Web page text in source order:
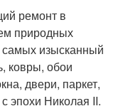
ремонт в
природных
изысканный
ковры, обои
двери, паркет,
эпохи Николая II.